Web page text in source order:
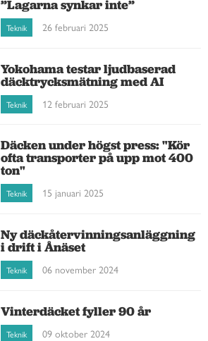
”Lagarna synkar inte”
Teknik 26 februari 2025
Yokohama testar ljudbaserad
däcktrycksmätning med AI
Teknik 12 februari 2025
Däcken under högst press: "Kör
ofta transporter på upp mot 400
ton"
Teknik 15 januari 2025
Ny däckåtervinningsanläggning
i drift i Ånäset
Teknik 06 november 2024
Vinterdäcket fyller 90 år
Teknik 09 oktober 2024